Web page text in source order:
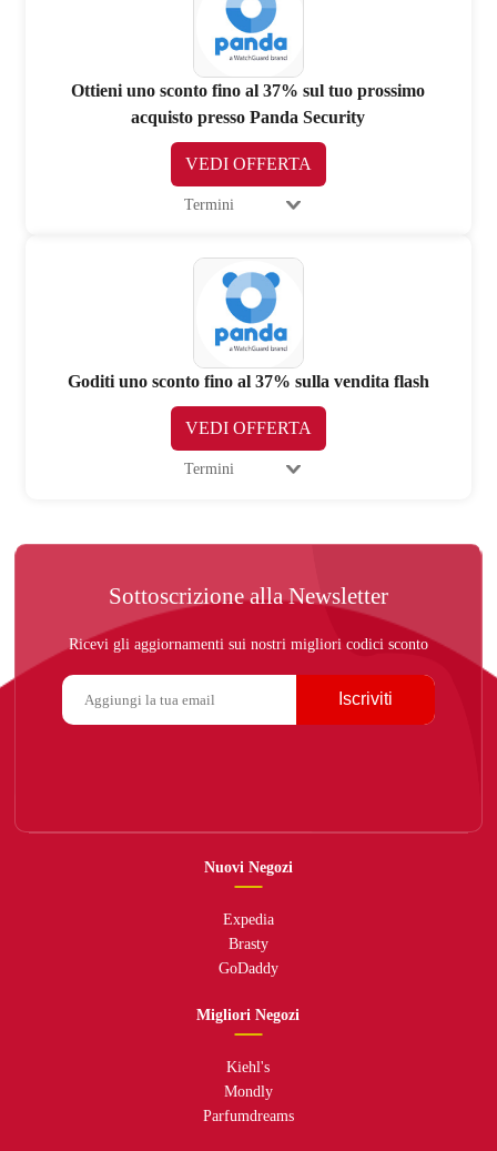
Ottieni uno sconto fino al 37% sul tuo prossimo
acquisto presso Panda Security
VEDI OFFERTA
Termini
Goditi uno sconto fino al 37% sulla vendita flash
VEDI OFFERTA
Termini
Sottoscrizione alla Newsletter
Ricevi gli aggiornamenti sui nostri migliori codici sconto
Iscriviti
Nuovi Negozi
Expedia
Brasty
GoDaddy
Migliori Negozi
Kiehl's
Mondly
Parfumdreams